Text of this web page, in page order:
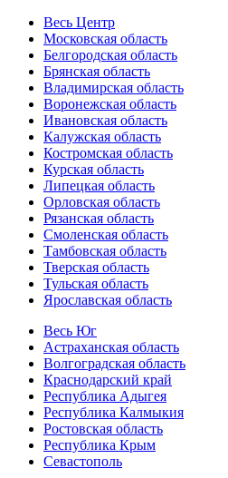
Весь Центр
Московская область
Белгородская область
Брянская область
Владимирская область
Воронежская область
Ивановская область
Калужская область
Костромская область
Курская область
Липецкая область
Орловская область
Рязанская область
Смоленская область
Тамбовская область
Тверская область
Тульская область
Ярославская область
Весь Юг
Астраханская область
Волгоградская область
Краснодарский край
Республика Адыгея
Республика Калмыкия
Ростовская область
Республика Крым
Севастополь